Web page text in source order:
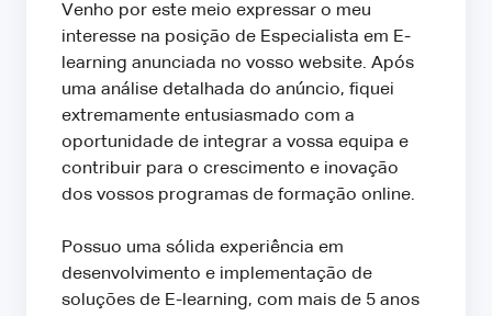
Venho por este meio expressar o meu
interesse na posição de Especialista em E-
learning anunciada no vosso website. Após
uma análise detalhada do anúncio, fiquei
extremamente entusiasmado com a
oportunidade de integrar a vossa equipa e
contribuir para o crescimento e inovação
dos vossos programas de formação online.
Possuo uma sólida experiência em
desenvolvimento e implementação de
soluções de E-learning, com mais de 5 anos